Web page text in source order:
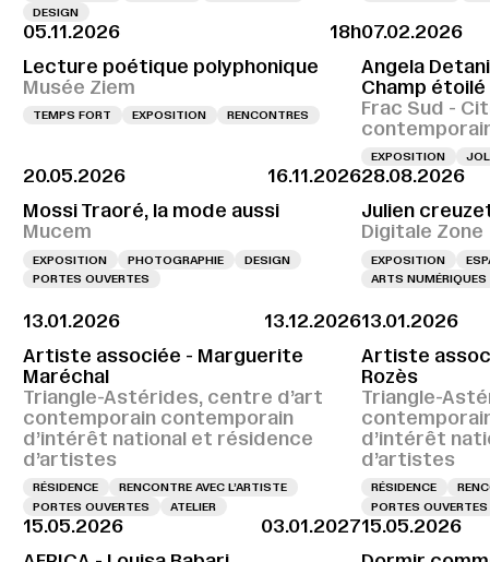
DESIGN
05.11.2026
18h
Lecture poétique polyphonique
Musée Ziem
TEMPS FORT EXPOSITION RENCONTRES
07.02.2026
Angela
Champ étoilé
Frac Sud -
EXPOSITION
20.05.2026
16.11.2026
Mossi Traoré, la mode aussi
Mucem
EXPOSITION PHOTOGRAPHIE
DESIGN
PORTES OUVERTES
28.08.2026
Julien
Digitale Zone
EXPOSITION
ARTS NUMÉRIQUES
13.01.2026
13.12.2026
Artiste associée - Marguerite
Maréchal
Triangle-Astérides, centre d’art
contemporain contemporain
d’intérêt national et résidence
d’artistes
RÉSIDENCE
RENCONTRE AVEC L’ARTISTE
PORTES OUVERTES
ATELIER
13.01.2026
Artiste
Rozès
Triangle-
d’intérêt
d’artistes
RÉSIDENCE
PORTES OUVERTES
15.05.2026
03.01.202715.05.2026